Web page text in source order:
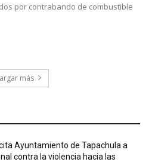
por contrabando de combustible
más
Ayuntamiento de Tapachula a
contra la violencia hacia las